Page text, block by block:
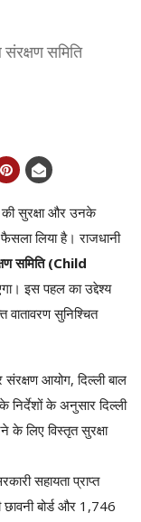
समिति
की सुरक्षा और उनके
लिया है। राजधानी
समिति (Child
इस पहल का उद्देश्य
सुनिश्चित
संरक्षण आयोग, दिल्ली बाल
के अनुसार दिल्ली
के लिए विस्तृत सुरक्षा
सहायता प्राप्त
बोर्ड और 1,746